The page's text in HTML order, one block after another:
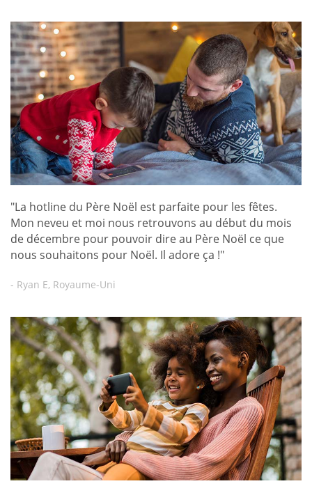
"La hotline du Père Noël est parfaite pour les fêtes.
Mon neveu et moi nous retrouvons au début du mois
de décembre pour pouvoir dire au Père Noël ce que
nous souhaitons pour Noël. Il adore ça !"
- Ryan E, Royaume-Uni